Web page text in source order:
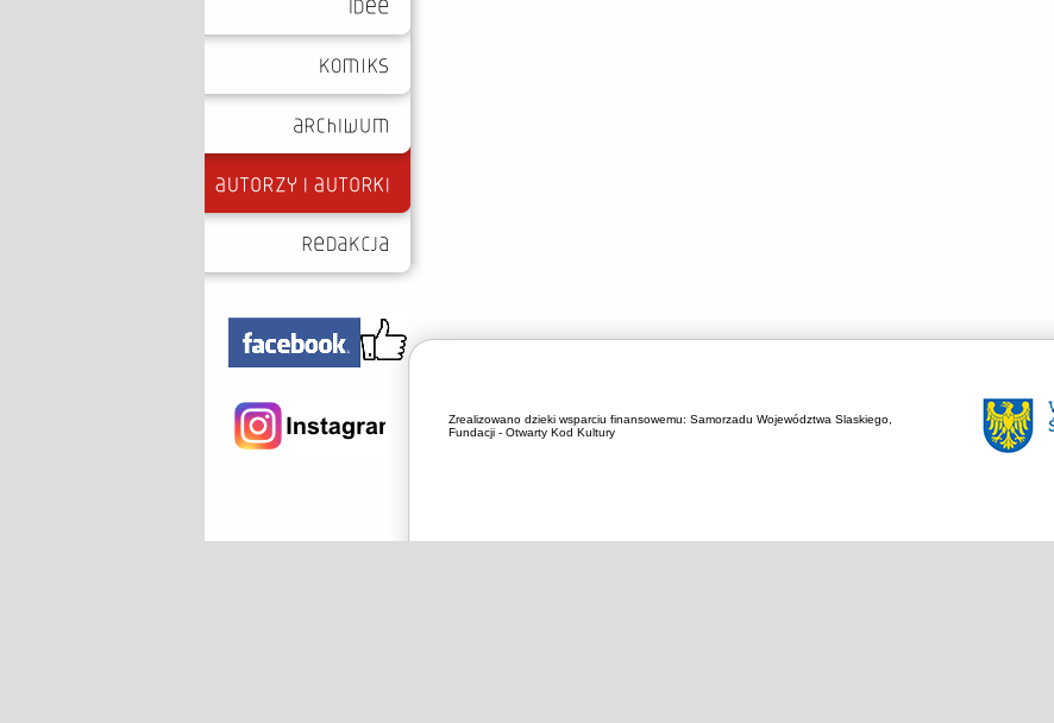
Zrealizowano dzieki wsparciu finansowemu: Samorzadu Województwa Slaskiego,
Fundacji - Otwarty Kod Kultury